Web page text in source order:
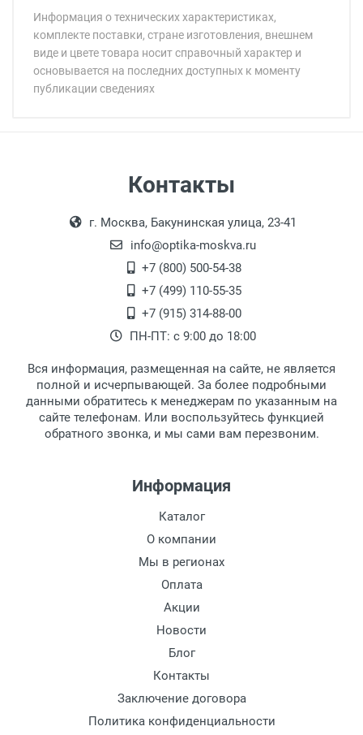
Информация о технических характеристиках,
комплекте поставки, стране изготовления, внешнем
виде и цвете товара носит справочный характер и
основывается на последних доступных к моменту
публикации сведениях
Общая ширина:
Ширина мостика:
Степень защиты:
Тип оправы:
Материал линзы:
Материал оправы:
Материал дужки:
Оплата товара производится
наличными непосредственно на пункте
выдачи товара.
Перечисление средств на расчетный счет.
18:00, по субботам с 11:00 до 15:00, в
офисе по адресу: г. Москва,
Переведеновский переулок 17, корпус 1,
второй этаж, тел. +7 (499) 110-55-35.
После того, как заказ поступает в пункт
выдачи, наш менеджер связывается с
клиентом и оповещает о поступлении
товара.
Для получения товара при себе
обязательно иметь паспорт.
Заказ необходимо забрать в течение 3
рабочих дней с момента поступления на
дополнительных расходов за хранение
Доставляем товар по Москве компанией
Сдэк до ближайшего к вам пункта
Доставка транспортными компаниями по
преимущественно по России.
Мы сотрудничаем с различными
Контакты
г. Москва, Бакунинская улица, 23-41
info@optika-moskva.ru
+7 (800) 500-54-38
+7 (499) 110-55-35
+7 (915) 314-88-00
ПН-ПТ: с 9:00 до 18:00
Вся информация, размещенная на сайте, не является
полной и исчерпывающей. За более подробными
данными обратитесь к менеджерам по указанным на
сайте телефонам. Или воспользуйтесь функцией
обратного звонка, и мы сами вам перезвоним.
Информация
Каталог
О компании
Мы в регионах
Оплата
Акции
Новости
Блог
Контакты
Заключение договора
Политика конфиденциальности